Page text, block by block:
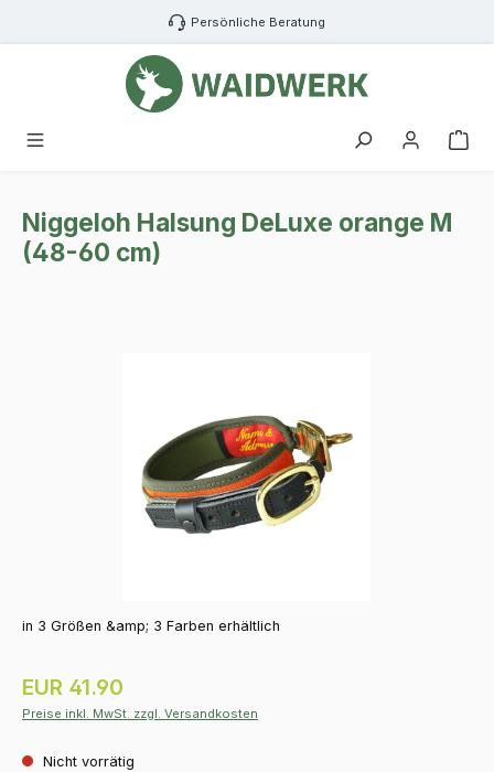
Zum Hauptinhalt springen Persönliche Beratung
Niggeloh Halsung DeLuxe orange M
(48-60 cm)
in 3 Größen &amp; 3 Farben erhältlich
Regulärer Preis:
EUR 41.90
Preise inkl. MwSt. zzgl. Versandkosten
Nicht vorrätig